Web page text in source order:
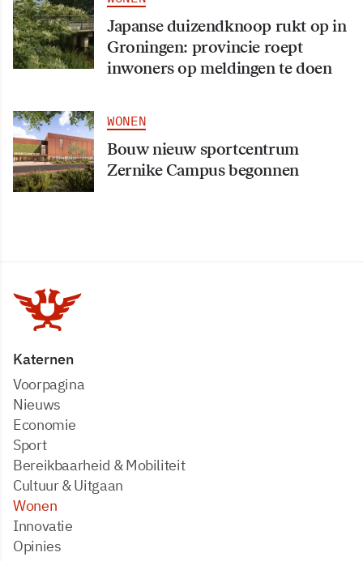
Japanse duizendknoop rukt op in
Groningen: provincie roept
inwoners op meldingen te doen
WONEN
Bouw nieuw sportcentrum
Zernike Campus begonnen
Katernen
Voorpagina
Nieuws
Economie
Sport
Bereikbaarheid & Mobiliteit
Cultuur & Uitgaan
Wonen
Innovatie
Opinies